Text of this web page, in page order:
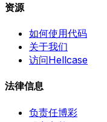
资源
如何使用代码
关于我们
访问Hellcase
法律信息
负责任博彩